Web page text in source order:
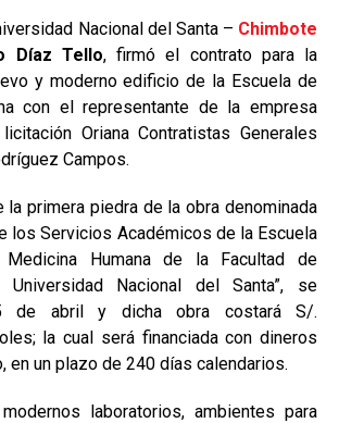
Nacional del Santa – Chimbote
Díaz Tello, firmó el contrato para la
y moderno edificio de la Escuela de
con el representante de la empresa
Oriana Contratistas Generales
Campos.
la primera piedra de la obra denominada
los Servicios Académicos de la Escuela
Humana de la Facultad de
Nacional del Santa”, se
de abril y dicha obra costará S/.
la cual será financiada con dineros
en un plazo de 240 días calendarios.
laboratorios, ambientes para